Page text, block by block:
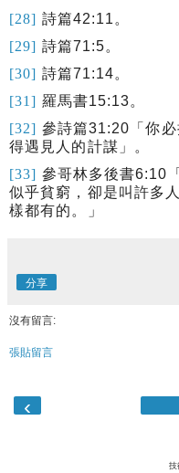
[28] 詩篇42:11 。
[29] 詩篇71:5。
[30] 詩篇71:14。
[31] 羅馬書15:13。
[32] 參詩篇31:20 「你
得遇見人的計謀」。
[33] 參哥林多後書6:10
似乎貧窮，卻是叫許多
樣都有的。」
分享
沒有留言:
張貼留言
‹
技